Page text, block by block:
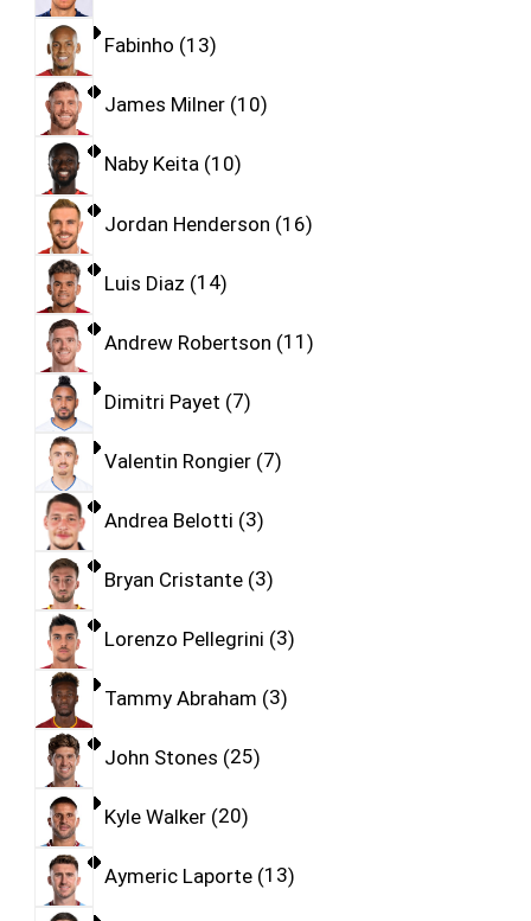
Fabinho 13
James Milner 10
Naby Keita 10
Jordan Henderson 16
Luis Diaz 14
Andrew Robertson 11
Dimitri Payet 7
Valentin Rongier 7
Andrea Belotti 3
Bryan Cristante 3
Lorenzo Pellegrini 3
Tammy Abraham 3
John Stones 25
Kyle Walker 20
Aymeric Laporte 13